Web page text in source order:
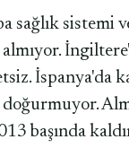
sağlık sistemi
İspanya'da
başında